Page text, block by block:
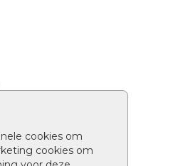
cookies om
cookies om